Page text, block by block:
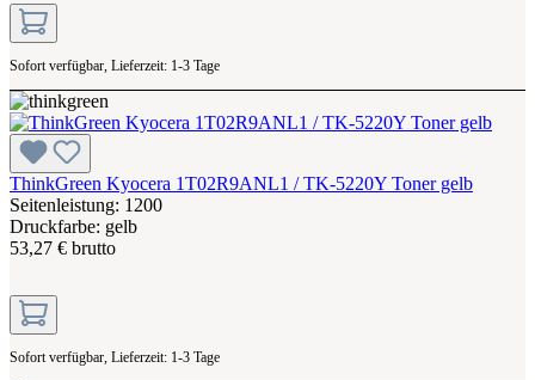
Sofort verfügbar, Lieferzeit: 1-3 Tage
ThinkGreen Kyocera 1T02R9ANL1 / TK-5220Y Toner gelb
Seitenleistung: 1200
Druckfarbe: gelb
53,27 € brutto
Sofort verfügbar, Lieferzeit: 1-3 Tage